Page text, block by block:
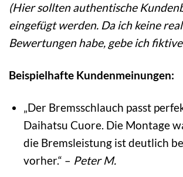
(Hier sollten authentische
eingefügt werden. Da ich keine
Bewertungen habe, gebe ich
Beispielhafte Kundenmeinungen:
„Der Bremsschlauch passt
Daihatsu Cuore. Die Montage
die Bremsleistung ist deutlich
vorher.“ – Peter M.